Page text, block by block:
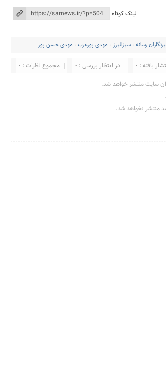
لینک کوتاه
رسانه ،سبزالبرز ، مهدی پورعرب ، مهدی حسن پور
مجموع نظرات : 0 در انتظار بررسی : 0 یافته : 0
سایت منتشر خواهد شد.
منتشر نخواهد شد.